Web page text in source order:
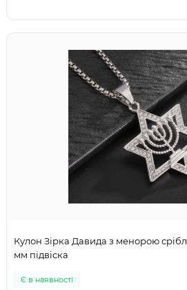
Кулон Зірка Давида з менорою
мм підвіска
Є в наявності